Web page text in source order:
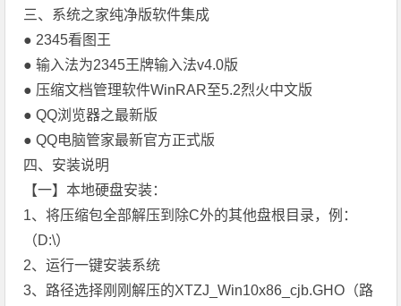
三、系统之家纯净版软件集成
● 2345看图王
● 输入法为2345王牌输入法v4.0版
● 压缩文档管理软件WinRAR至5.2烈火中文版
● QQ浏览器之最新版
● QQ电脑管家最新官方正式版
四、安装说明
【一】本地硬盘安装：
1、将压缩包全部解压到除C外的其他盘根目录，例：
（D:\）
2、运行一键安装系统
3、路径选择刚刚解压的XTZJ_Win10x86_cjb.GHO（路